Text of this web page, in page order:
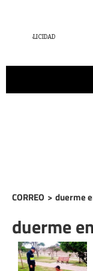
CORREO > duerme
duerme